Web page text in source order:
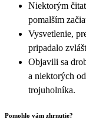
Niektorým
pomalším
Vysvetlenie,
pripadalo
Objavili sa
a niektorých
trojuholníka.
Pomohlo vám zhrnutie?